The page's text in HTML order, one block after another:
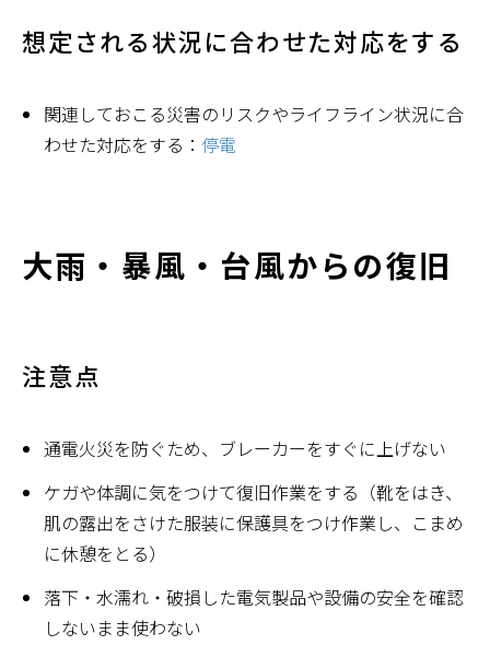
想定される状況に合わせた対応をする
関連しておこる災害のリスクやライフライン状況に合
わせた対応をする： 停電
大雨・暴風・台風からの復旧
注意点
通電火災を防ぐため、ブレーカーをすぐに上げない
ケガや体調に気をつけて復旧作業をする（靴をはき、
肌の露出をさけた服装に保護具をつけ作業し、こまめ
に休憩をとる）
落下・水濡れ・破損した電気製品や設備の安全を確認
しないまま使わない